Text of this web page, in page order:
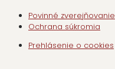
Povinné zverejňovanie
Ochrana súkromia
Prehlásenie o cookies